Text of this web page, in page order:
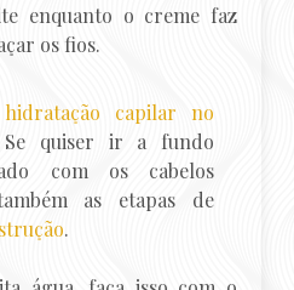
enquanto o creme faz
os fios.
capilar no
quiser ir a fundo
com os cabelos
as etapas de
.